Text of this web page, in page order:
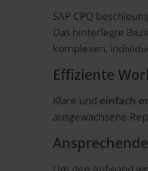
SAP CPQ
Das hinterlegte
komplexen,
Effiziente
Klare und einfach
ausgewachsene